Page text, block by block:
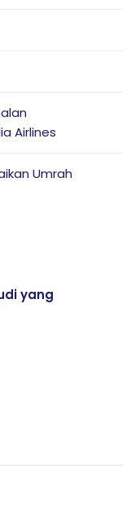
Airlines
Umrah
yang